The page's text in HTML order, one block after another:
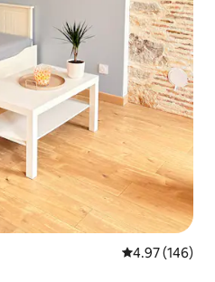
औसत रेटिंग 5 में से
4.97 (146)